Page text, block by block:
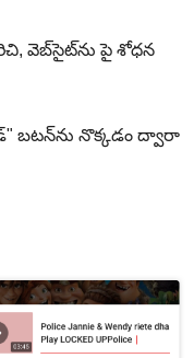
వెబ్‌సైట్‌ను పై శోధన
బటన్‌ను నొక్కడం ద్వారా